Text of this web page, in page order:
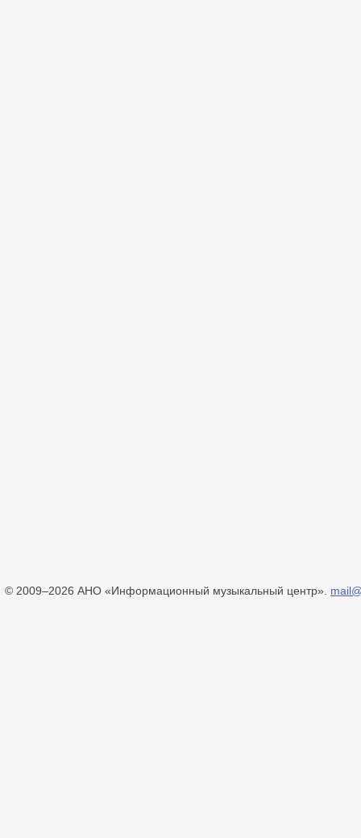
© 2009–2026 АНО «Информационный музыкальный центр».